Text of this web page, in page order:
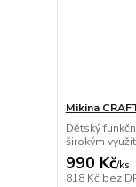
Mikina
Dětský
širokým
990 Kč/ks
818 Kč bez